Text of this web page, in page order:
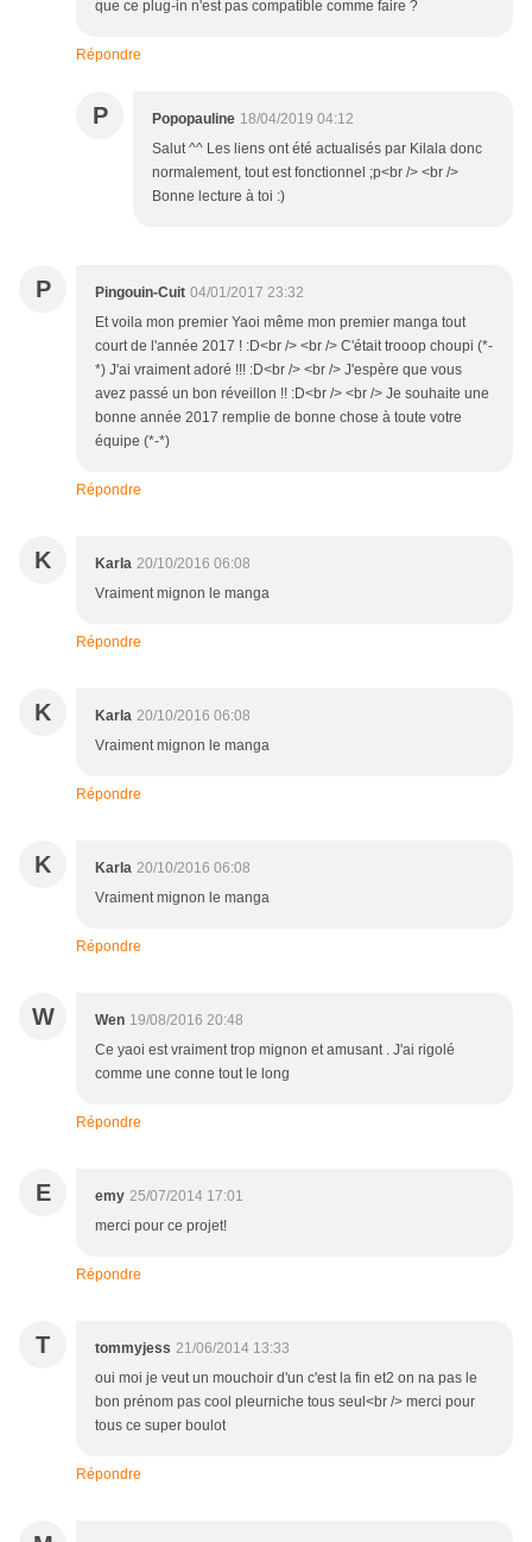
que ce plug-in n'est pas compatible comme faire ?
Répondre
P Popopauline 18/04/2019 04:12
Salut ^^ Les liens ont été actualisés par Kilala donc
normalement, tout est fonctionnel ;p<br /> <br />
Bonne lecture à toi :)
P Pingouin-Cuit 04/01/2017 23:32
Et voila mon premier Yaoi même mon premier manga tout
court de l'année 2017 ! :D<br /> <br /> C'était trooop choupi (*-
*) J'ai vraiment adoré !!! :D<br /> <br /> J'espère que vous
avez passé un bon réveillon !! :D<br /> <br /> Je souhaite une
bonne année 2017 remplie de bonne chose à toute votre
équipe (*-*)
Répondre
K Karla 20/10/2016 06:08
Vraiment mignon le manga
Répondre
K Karla 20/10/2016 06:08
Vraiment mignon le manga
Répondre
K Karla 20/10/2016 06:08
Vraiment mignon le manga
Répondre
W Wen 19/08/2016 20:48
Ce yaoi est vraiment trop mignon et amusant . J'ai rigolé
comme une conne tout le long
Répondre
E emy 25/07/2014 17:01
merci pour ce projet!
Répondre
T tommyjess 21/06/2014 13:33
oui moi je veut un mouchoir d'un c'est la fin et2 on na pas le
bon prénom pas cool pleurniche tous seul<br /> merci pour
tous ce super boulot
Répondre